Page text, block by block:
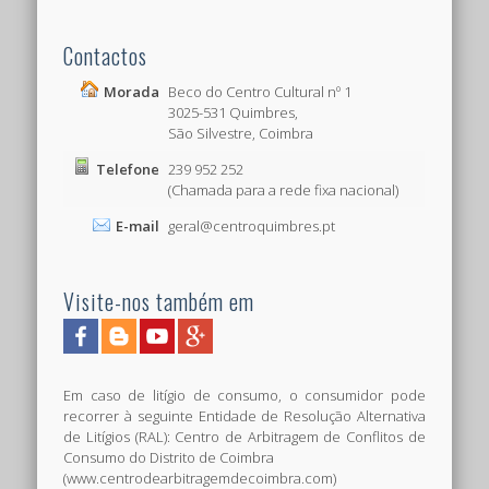
Contactos
Morada Beco do Centro Cultural nº 1
3025-531 Quimbres,
São Silvestre, Coimbra
Telefone 239 952 252
(Chamada para a rede fixa nacional)
E-mail geral@centroquimbres.pt
Visite-nos também em
Em caso de litígio de consumo, o consumidor pode
recorrer à seguinte Entidade de Resolução Alternativa
de Litígios (RAL): Centro de Arbitragem de Conflitos de
Consumo do Distrito de Coimbra
(www.centrodearbitragemdecoimbra.com)